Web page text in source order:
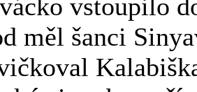
vstoupilo
měl šanci